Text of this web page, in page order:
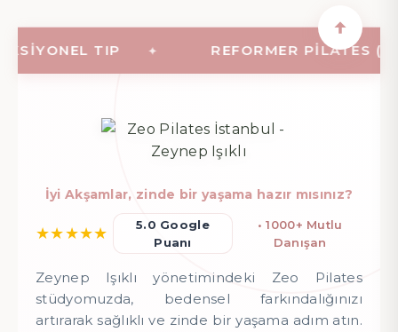
TIP REFORMER PILATES
İyi Akşamlar, zinde bir yaşama hazır mısınız?
★★★★★
5.0 Google
Puanı
• 1000+ Mutlu
Danışan
Zeynep Işıklı yönetimindeki Zeo Pilates
stüdyomuzda, bedensel farkındalığınızı
artırarak sağlıklı ve zinde bir yaşama adım atın.